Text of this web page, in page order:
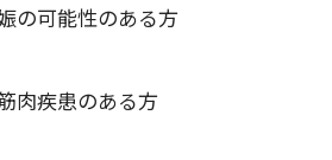
の可能性のある方
肉疾患のある方